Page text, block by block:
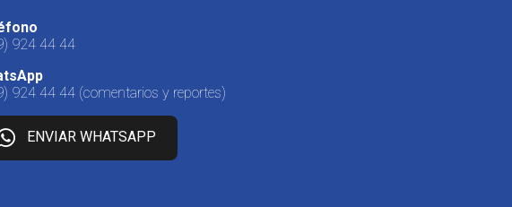
924 44 44
924 44 44 (comentarios y reportes)
ENVIAR WHATSAPP